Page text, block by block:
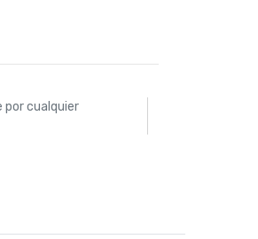
por cualquier